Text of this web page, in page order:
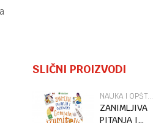
SLIČNI PROIZVODI
NAUKA I OPŠTA INTERESOVANJA ZA DJECU
ZANIMLJIVA
PITANJA I